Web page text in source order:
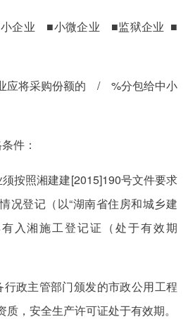
小企业 ■小微企业 ■监狱企业 ■
应将采购份额的 / %分包给中小
件：
须按照湘建建[2015]190号文件要求
况登记（以“湖南省住房和城乡建
入湘施工登记证（处于有效期
行政主管部门颁发的市政公用工程
，安全生产许可证处于有效期。